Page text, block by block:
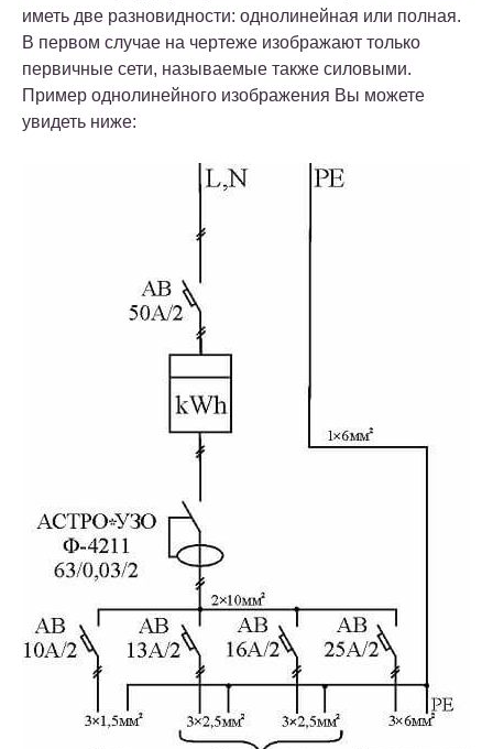
иметь две разновидности: однолинейная или полная.
В первом случае на чертеже изображают только
первичные сети, называемые также силовыми.
Пример однолинейного изображения Вы можете
увидеть ниже: